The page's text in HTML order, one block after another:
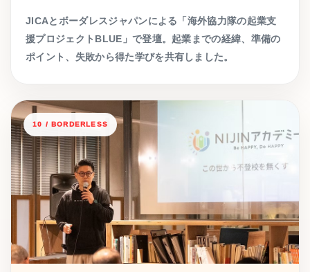
JICAとボーダレスジャパンによる「海外協力隊の起業支
援プロジェクトBLUE」で登壇。起業までの経緯、準備の
ポイント、失敗から得た学びを共有しました。
10 / BORDERLESS